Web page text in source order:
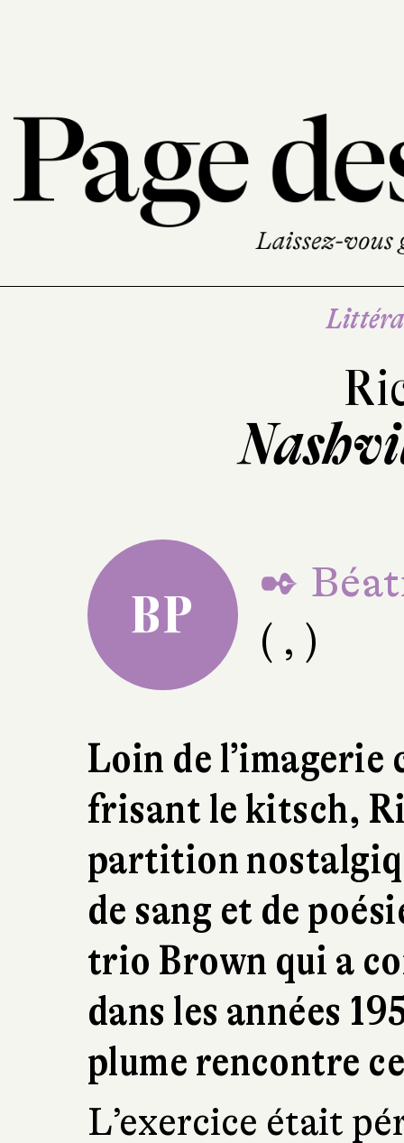
BP
✒
( , )
Loin de
frisant le kitsch,
partition
de sang et de
trio Brown qui a
dans les années
plume rencontre
L’exercice était